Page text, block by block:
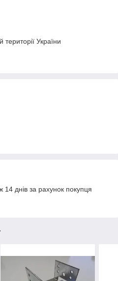
території України
днів за рахунок покупця